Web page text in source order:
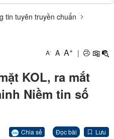
tin tuyên truyền chuẩn
A- A A+ |
KOL, ra mắt
Niềm tin số
Chia sẻ Đọc bài Lưu